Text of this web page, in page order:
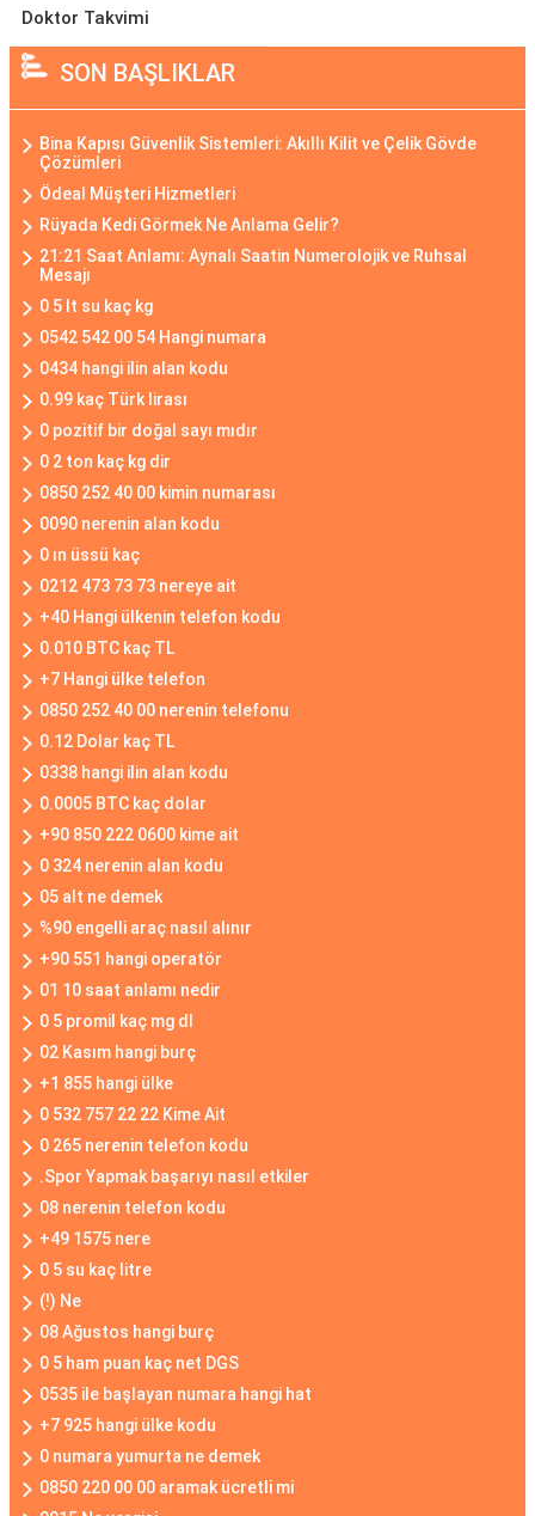
Doktor Takvimi
SON BAŞLIKLAR
Bina Kapısı Güvenlik Sistemleri: Akıllı Kilit ve Çelik Gövde
Çözümleri
Ödeal Müşteri Hizmetleri
Rüyada Kedi Görmek Ne Anlama Gelir?
21:21 Saat Anlamı: Aynalı Saatin Numerolojik ve Ruhsal
Mesajı
0 5 lt su kaç kg
0542 542 00 54 Hangi numara
0434 hangi ilin alan kodu
0.99 kaç Türk lirası
0 pozitif bir doğal sayı mıdır
0 2 ton kaç kg dir
0850 252 40 00 kimin numarası
0090 nerenin alan kodu
0 ın üssü kaç
0212 473 73 73 nereye ait
+40 Hangi ülkenin telefon kodu
0.010 BTC kaç TL
+7 Hangi ülke telefon
0850 252 40 00 nerenin telefonu
0.12 Dolar kaç TL
0338 hangi ilin alan kodu
0.0005 BTC kaç dolar
+90 850 222 0600 kime ait
0 324 nerenin alan kodu
05 alt ne demek
%90 engelli araç nasıl alınır
+90 551 hangi operatör
01 10 saat anlamı nedir
0 5 promil kaç mg dl
02 Kasım hangi burç
+1 855 hangi ülke
0 532 757 22 22 Kime Ait
0 265 nerenin telefon kodu
.Spor Yapmak başarıyı nasıl etkiler
08 nerenin telefon kodu
+49 1575 nere
0 5 su kaç litre
(!) Ne
08 Ağustos hangi burç
0 5 ham puan kaç net DGS
0535 ile başlayan numara hangi hat
+7 925 hangi ülke kodu
0 numara yumurta ne demek
0850 220 00 00 aramak ücretli mi